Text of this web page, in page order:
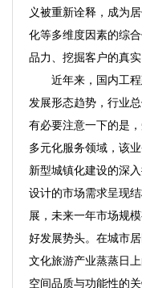
义被重新诠释，成为
化等多维度因素的综
品力、挖掘客户的真
近年来，国内工程
发展形态趋势，行业
有必要注意一下的是
多元化服务领域，该
新型城镇化建设的深
设计的市场需求呈现
展，未来一年市场规
好发展势头。在城市
文化旅游产业蒸蒸日
空间品质与功能性的